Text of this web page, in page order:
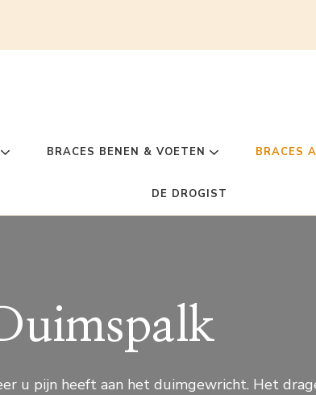
BRACES BENEN & VOETEN BRACES
DE DROGIST
u pijn heeft aan het duimgewricht. Het